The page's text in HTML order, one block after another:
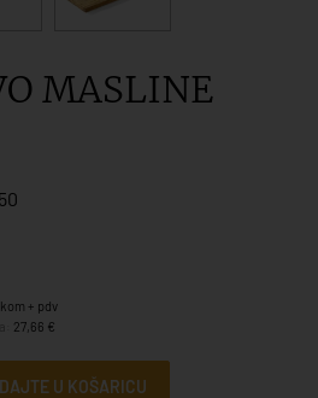
MASLINE
+ pdv
27,66 €
U KOŠARICU